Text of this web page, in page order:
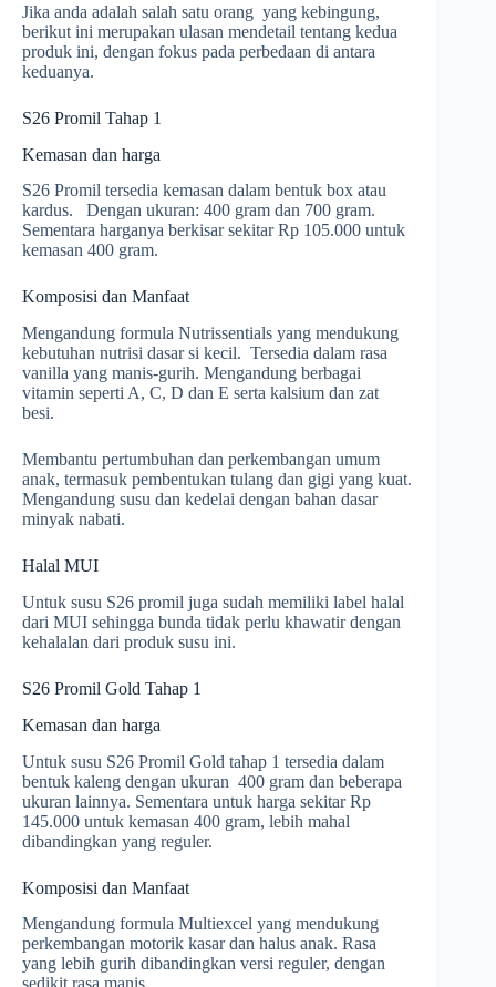
Jika anda adalah salah satu orang yang kebingung,
berikut ini merupakan ulasan mendetail tentang kedua
produk ini, dengan fokus pada perbedaan di antara
keduanya.
S26 Promil Tahap 1
Kemasan dan harga
S26 Promil tersedia kemasan dalam bentuk box atau
kardus. Dengan ukuran: 400 gram dan 700 gram.
Sementara harganya berkisar sekitar Rp 105.000 untuk
kemasan 400 gram.
Komposisi dan Manfaat
Mengandung formula Nutrissentials yang mendukung
kebutuhan nutrisi dasar si kecil. Tersedia dalam rasa
vanilla yang manis-gurih. Mengandung berbagai
vitamin seperti A, C, D dan E serta kalsium dan zat
besi.
Membantu pertumbuhan dan perkembangan umum
anak, termasuk pembentukan tulang dan gigi yang kuat.
Mengandung susu dan kedelai dengan bahan dasar
minyak nabati.
Halal MUI
Untuk susu S26 promil juga sudah memiliki label halal
dari MUI sehingga bunda tidak perlu khawatir dengan
kehalalan dari produk susu ini.
S26 Promil Gold Tahap 1
Kemasan dan harga
Untuk susu S26 Promil Gold tahap 1 tersedia dalam
bentuk kaleng dengan ukuran 400 gram dan beberapa
ukuran lainnya. Sementara untuk harga sekitar Rp
145.000 untuk kemasan 400 gram, lebih mahal
dibandingkan yang reguler.
Komposisi dan Manfaat
Mengandung formula Multiexcel yang mendukung
perkembangan motorik kasar dan halus anak. Rasa
yang lebih gurih dibandingkan versi reguler, dengan